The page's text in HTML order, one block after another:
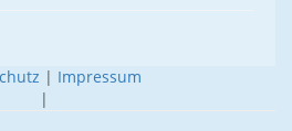
| Impressum
|